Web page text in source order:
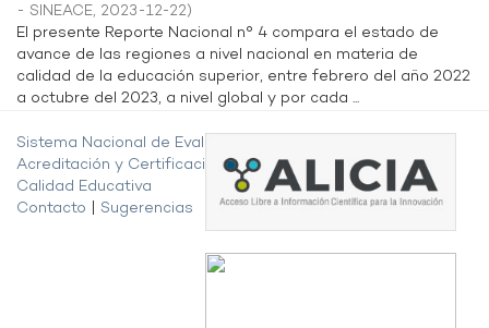
- SINEACE, 2023-12-22)
El presente Reporte Nacional n° 4 compara el estado de
avance de las regiones a nivel nacional en materia de
calidad de la educación superior, entre febrero del año 2022
a octubre del 2023, a nivel global y por cada ...
Sistema Nacional de Evaluación,
Acreditación y Certificación de la
Calidad Educativa
Contacto
Sugerencias